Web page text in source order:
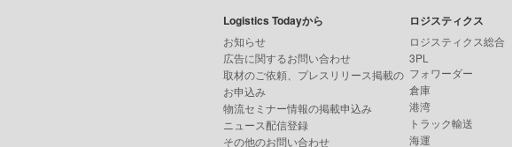
Logistics Todayから
お知らせ
広告に関するお問い合わせ
取材のご依頼、プレスリリース掲載の
お申込み
物流セミナー情報の掲載申込み
ニュース配信登録
その他のお問い合わせ
ロジスティクス
ロジスティクス総合
3PL
フォワーダー
倉庫
港湾
トラック輸送
海運